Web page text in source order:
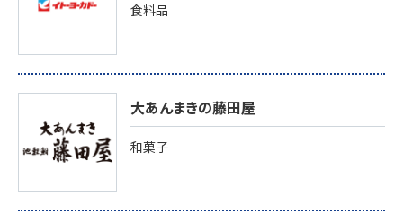
食料品
大あんまきの藤田屋
和菓子